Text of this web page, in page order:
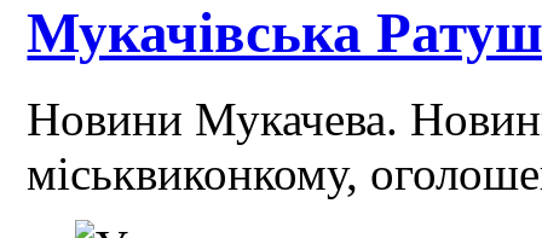
Мукачівська
Новини Мукачева.
міськвиконкому,